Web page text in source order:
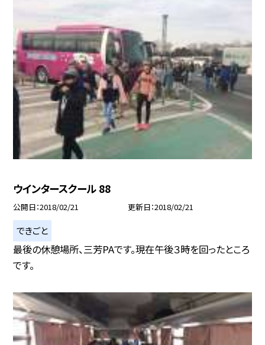
ウインタースクール 88
公開日 2018/02/21 更新日 2018/02/21
できごと
最後の休憩場所、三芳PAです。現在午後３時を回ったところ
です。